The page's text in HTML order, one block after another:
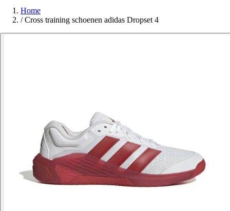
Home
/ Cross training schoenen adidas Dropset 4